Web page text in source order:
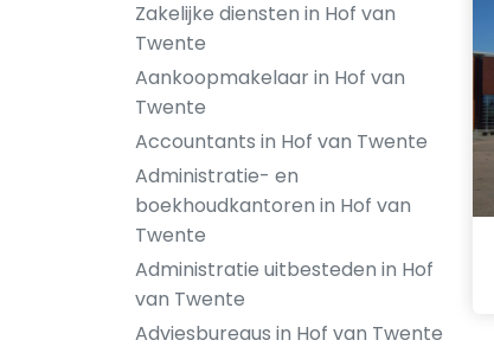
Zakelijke diensten in Hof van
Twente
Aankoopmakelaar in Hof van
Twente
Accountants in Hof van Twente
Administratie- en
boekhoudkantoren in Hof van
Twente
Administratie uitbesteden in Hof
van Twente
Adviesbureaus in Hof van Twente